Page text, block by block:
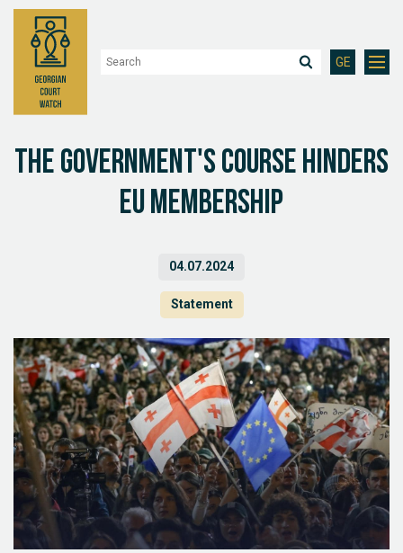
GE
The government's course hinders
EU membership
04.07.2024
Statement